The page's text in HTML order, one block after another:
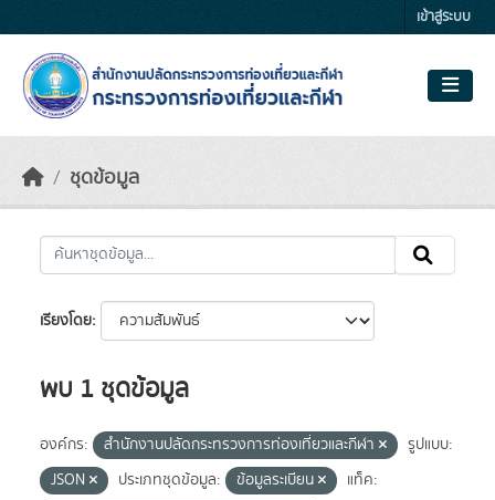
เข้าสู่ระบบ
ชุดข้อมูล
เรียงโดย
พบ 1 ชุดข้อมูล
องค์กร: สำนักงานปลัดกระทรวงการท่องเที่ยวและกีฬา
รูปแบบ:
JSON
ประเภทชุดข้อมูล: ข้อมูลระเบียน
แท็ค: